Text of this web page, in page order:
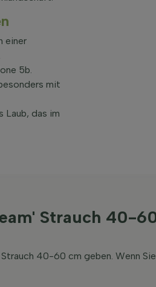
einer
5b.
mit
Laub, das im
Strauch 40-
40-60 cm geben. Wenn